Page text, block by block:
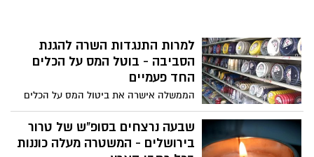
למרות התנגדות השרה להגנת
הסביבה - בוטל המס על הכלים
החד פעמיים
הממשלה אישרה את ביטול המס על הכלים
החד פעמיים, זאת על אף התנגדות השרה
להגנת הסביבה עידית סילמן. עמדת השרה
וגורמי המקצוע של המשרד הייתה שיש להביא
חלופה ראויה לביטול המס ולמצוא פתרון
שבעה נרצחים בסופ"ש של טרור
בירושלים - המשטרה מעלה כוננות